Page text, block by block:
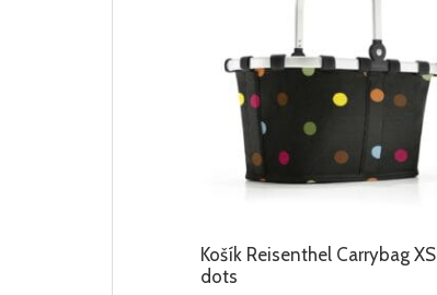
Košík Reisenthel Carrybag XS
dots